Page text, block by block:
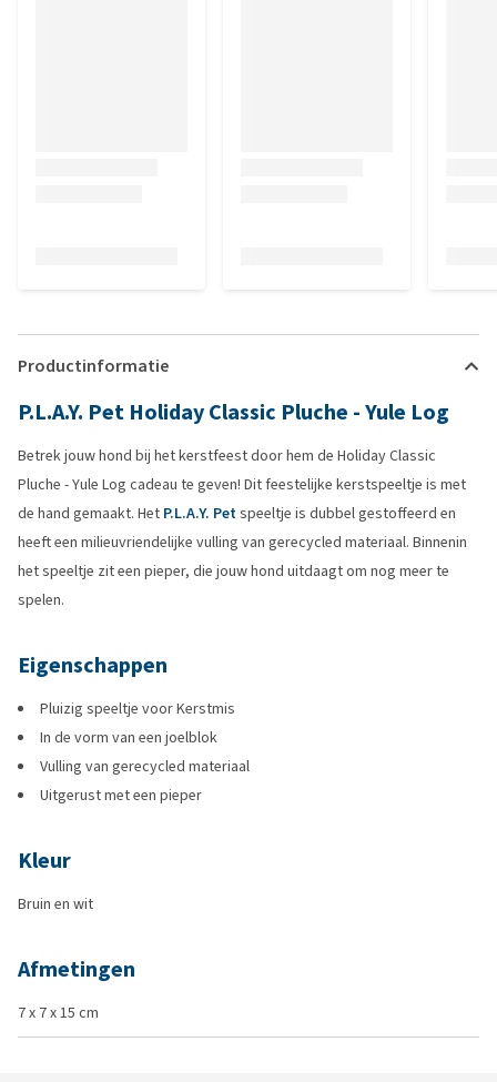
Productinformatie
P.L.A.Y. Pet Holiday Classic Pluche - Yule Log
Betrek jouw hond bij het kerstfeest door hem de Holiday Classic
Pluche - Yule Log cadeau te geven! Dit feestelijke kerstspeeltje is met
de hand gemaakt. Het P.L.A.Y. Petspeeltje is dubbel gestoffeerd en
heeft een milieuvriendelijke vulling van gerecycled materiaal. Binnenin
het speeltje zit een pieper, die jouw hond uitdaagt om nog meer te
spelen.
Eigenschappen
Pluizig speeltje voor Kerstmis
In de vorm van een joelblok
Vulling van gerecycled materiaal
Uitgerust met een pieper
Kleur
Bruin en wit
Afmetingen
7 x 7 x 15 cm